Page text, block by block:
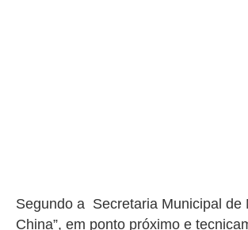
Segundo a Secretaria Municipal de
China”, em ponto próximo e